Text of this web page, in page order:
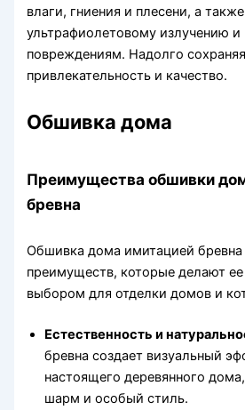
влаги, гниения и плесени, а
ультрафиолетовому излучению
повреждениям. Надолго
привлекательность и качество.
Обшивка дома
Преимущества обшивки
бревна
Обшивка дома имитацией
преимуществ, которые делают
выбором для отделки домов и
Естественность и
бревна создает визуальный
настоящего деревянного
шарм и особый стиль.